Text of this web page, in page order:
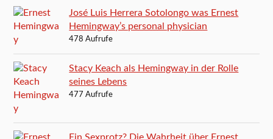
José Luis Herrera Sotolongo was Ernest
Hemingway’s personal physician
478 Aufrufe
Stacy Keach als Hemingway in der Rolle
seines Lebens
477 Aufrufe
Ein Sexprotz? Die Wahrheit über Ernest